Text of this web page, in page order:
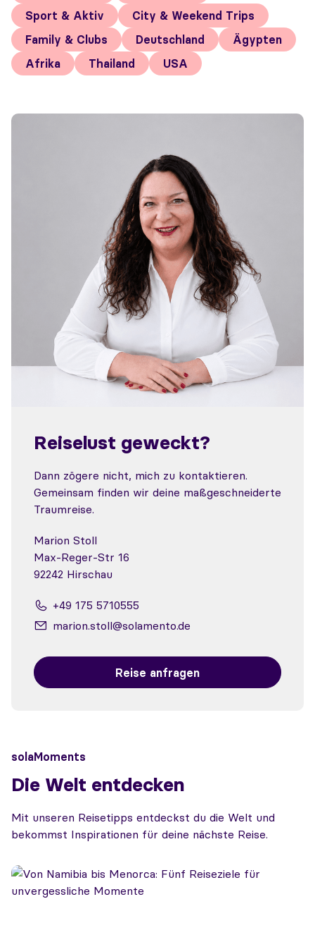
Sport & Aktiv
City & Weekend Trips
Family & Clubs
Deutschland
Ägypten
Afrika
Thailand USA
Reiselust geweckt?
Dann zögere nicht, mich zu kontaktieren.
Gemeinsam finden wir deine maßgeschneiderte
Traumreise.
Marion Stoll
Max-Reger-Str 16
92242 Hirschau
+49 175 5710555
marion.stoll@solamento.de
Reise anfragen
solaMoments
Die Welt entdecken
Mit unseren Reisetipps entdeckst du die Welt und
bekommst Inspirationen für deine nächste Reise.